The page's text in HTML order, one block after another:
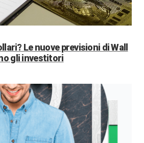
Le nuove previsioni di Wall
gli investitori